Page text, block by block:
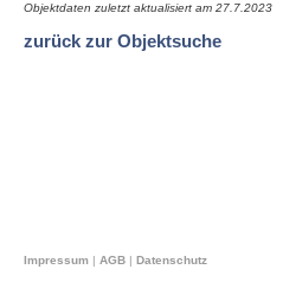
Objektdaten zuletzt aktualisiert am 27.7.2023
zurück zur Objektsuche
Impressum AGB Datenschutz